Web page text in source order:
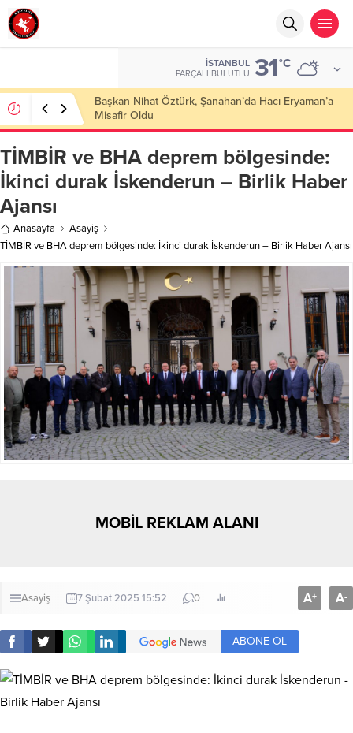
İSTANBUL
PARÇALI BULUTLU 31°C
Başkan Nihat Öztürk, Şanahan’da Hacı Eryaman’a
Misafir Oldu
TİMBİR ve BHA deprem bölgesinde:
İkinci durak İskenderun – Birlik Haber
Ajansı
Anasayfa
Asayiş
TİMBİR ve BHA deprem bölgesinde: İkinci durak İskenderun – Birlik Haber Ajansı
MOBİL REKLAM ALANI
Asayiş 7 Şubat 2025 15:52 0 A+ A-
ABONE OL